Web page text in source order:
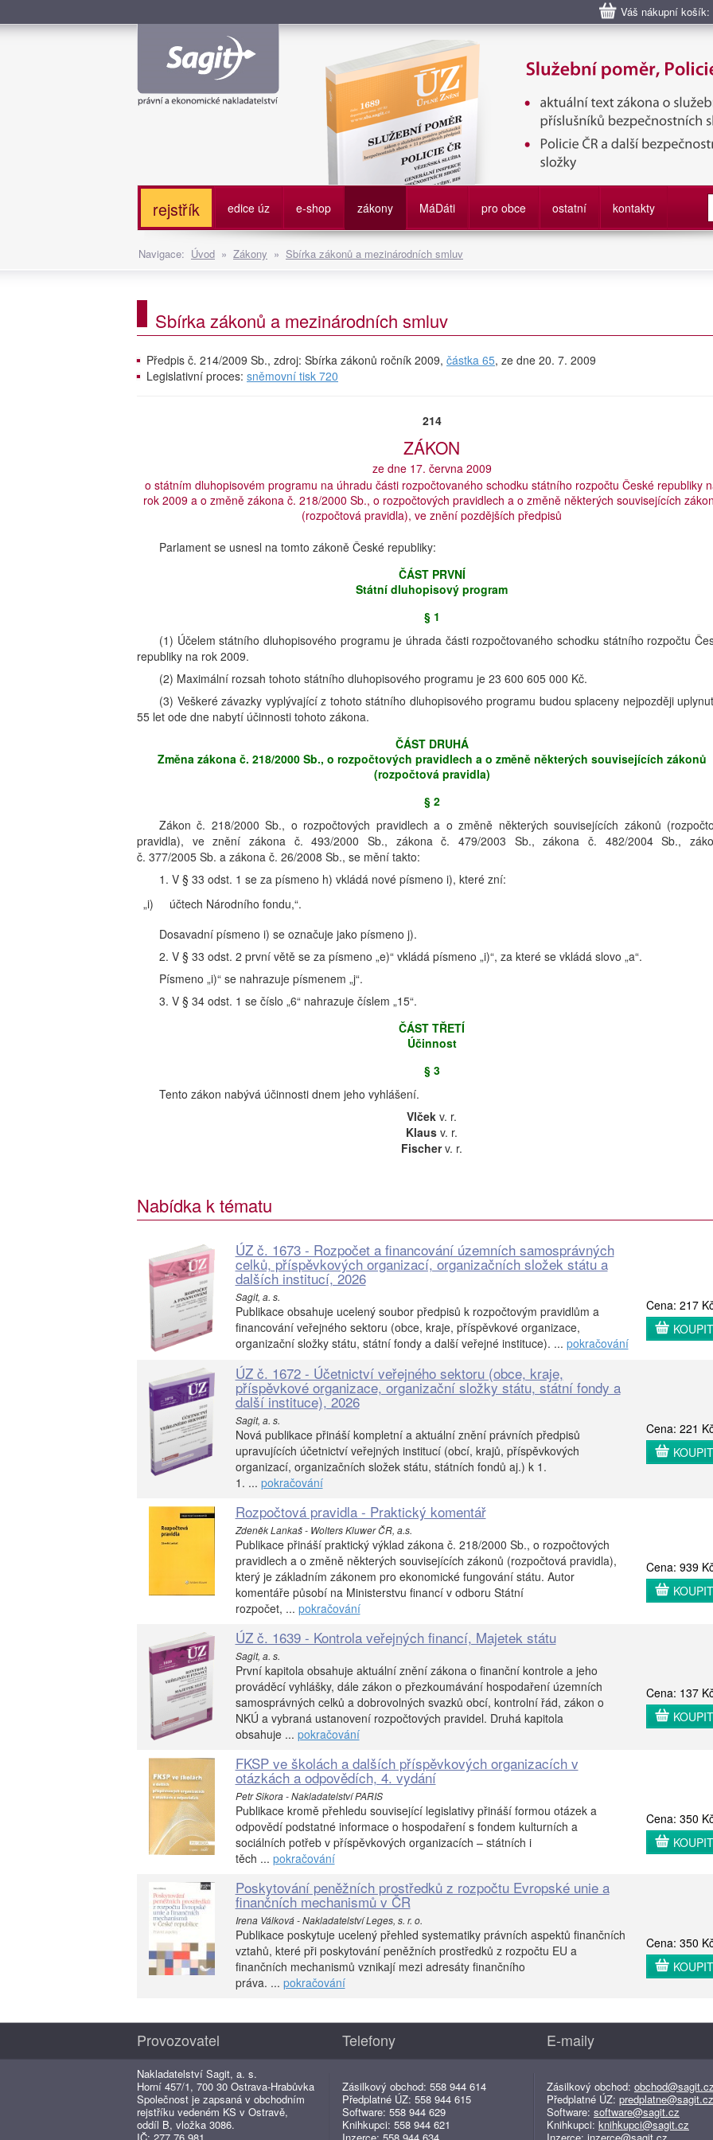
Váš nákupní
Služební poměr příslušníků bezpečnostních sborů, Policie ČR, Vězeňská
služby
rejstřík edice úz e-shop zákony MáDáti pro obce ostatní kontakty
Navigace: Úvod » Zákony » Sbírka zákonů a mezinárodních smluv
Sbírka zákonů a mezinárodních smluv
Předpis č. 214/2009 Sb., zdroj: Sbírka zákonů ročník 2009, částka 65, ze dne 20. 7. 2009
Legislativní proces: sněmovní tisk 720
214
ZÁKON
ze dne 17. června 2009
o státním dluhopisovém programu na úhradu části rozpočtovaného schodku státního rozpočtu České republiky
rok 2009 a o změně zákona č. 218/2000 Sb., o rozpočtových pravidlech a o změně některých souvisejících
(rozpočtová pravidla), ve znění pozdějších předpisů
Parlament se usnesl na tomto zákoně České republiky:
ČÁST PRVNÍ
Státní dluhopisový program
§ 1
(1) Účelem státního dluhopisového programu je úhrada části rozpočtovaného schodku státního rozpočtu
republiky na rok 2009.
(2) Maximální rozsah tohoto státního dluhopisového programu je 23 600 605 000 Kč.
(3) Veškeré závazky vyplývající z tohoto státního dluhopisového programu budou splaceny nejpozději
55 let ode dne nabytí účinnosti tohoto zákona.
ČÁST DRUHÁ
Změna zákona č. 218/2000 Sb., o rozpočtových pravidlech a o změně některých souvisejících zákonů
(rozpočtová pravidla)
§ 2
Zákon č. 218/2000 Sb., o rozpočtových pravidlech a o změně některých souvisejících zákonů
pravidla), ve znění zákona č. 493/2000 Sb., zákona č. 479/2003 Sb., zákona č. 482/2004 Sb.,
č. 377/2005 Sb. a zákona č. 26/2008 Sb., se mění takto:
1. V § 33 odst. 1 se za písmeno h) vkládá nové písmeno i), které zní:
„i)
účtech Národního fondu,“.
Dosavadní písmeno i) se označuje jako písmeno j).
2. V § 33 odst. 2 první větě se za písmeno „e)“ vkládá písmeno „i)“, za které se vkládá slovo „a“.
Písmeno „i)“ se nahrazuje písmenem „j“.
3. V § 34 odst. 1 se číslo „6“ nahrazuje číslem „15“.
ČÁST TŘETÍ
Účinnost
§ 3
Tento zákon nabývá účinnosti dnem jeho vyhlášení.
Vlček v. r.
Klaus v. r.
Fischerv. r.
Nabídka k tématu
ÚZ č. 1673 - Rozpočet a financování územních samosprávných
celků, příspěvkových organizací, organizačních složek státu a
dalších institucí, 2026
Sagit, a. s.
Publikace obsahuje ucelený soubor předpisů k rozpočtovým pravidlům a
financování veřejného sektoru (obce, kraje, příspěvkové organizace,
organizační složky státu, státní fondy a další veřejné instituce). ... pokračování
Cena: 217
KOUPIT
ÚZ č. 1672 - Účetnictví veřejného sektoru (obce, kraje,
příspěvkové organizace, organizační složky státu, státní fondy a
další instituce), 2026
Sagit, a. s.
Nová publikace přináší kompletní a aktuální znění právních předpisů
upravujících účetnictví veřejných institucí (obcí, krajů, příspěvkových
organizací, organizačních složek státu, státních fondů aj.) k 1.
1. ... pokračování
Cena: 221
KOUPIT
Rozpočtová pravidla - Praktický komentář
Zdeněk Lankaš - Wolters Kluwer ČR, a.s.
Publikace přináší praktický výklad zákona č. 218/2000 Sb., o rozpočtových
pravidlech a o změně některých souvisejících zákonů (rozpočtová pravidla),
který je základním zákonem pro ekonomické fungování státu. Autor
komentáře působí na Ministerstvu financí v odboru Státní
rozpočet, ... pokračování
Cena: 939
KOUPIT
ÚZ č. 1639 - Kontrola veřejných financí, Majetek státu
Sagit, a. s.
První kapitola obsahuje aktuální znění zákona o finanční kontrole a jeho
prováděcí vyhlášky, dále zákon o přezkoumávání hospodaření územních
samosprávných celků a dobrovolných svazků obcí, kontrolní řád, zákon o
NKÚ a vybraná ustanovení rozpočtových pravidel. Druhá kapitola
obsahuje ... pokračování
Cena: 137
KOUPIT
FKSP ve školách a dalších příspěvkových organizacích v
otázkách a odpovědích, 4. vydání
Petr Sikora - Nakladatelství PARIS
Publikace kromě přehledu související legislativy přináší formou otázek a
odpovědí podstatné informace o hospodaření s fondem kulturních a
sociálních potřeb v příspěvkových organizacích – státních i
těch ... pokračování
Cena: 350
KOUPIT
Poskytování peněžních prostředků z rozpočtu Evropské unie a
finančních mechanismů v ČR
Irena Válková - Nakladatelství Leges, s. r. o.
Publikace poskytuje ucelený přehled systematiky právních aspektů finančních
vztahů, které při poskytování peněžních prostředků z rozpočtu EU a
finančních mechanismů vznikají mezi adresáty finančního
práva. ... pokračování
Cena: 350
KOUPIT
Provozovatel
Nakladatelství Sagit, a. s.
Horní 457/1, 700 30 Ostrava-Hrabůvka
Společnost je zapsaná v obchodním
rejstříku vedeném KS v Ostravě,
oddíl B, vložka 3086.
Telefony
Zásilkový obchod: 558 944 614
Předplatné ÚZ: 558 944 615
Software: 558 944 629
Knihkupci: 558 944 621
E-maily
Zásilkový obchod:
Předplatné ÚZ: predplatne@sagit.cz
Software: software@sagit.cz
Knihkupci: knihkupci@sagit.cz